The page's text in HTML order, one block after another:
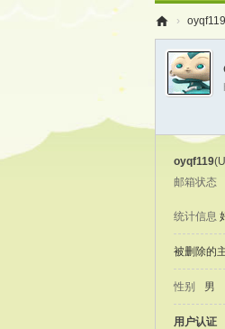
桂
林
人
› oyqf119
oyqf119
邮箱状态
统计信息
被删除的
性别 男
用户认证